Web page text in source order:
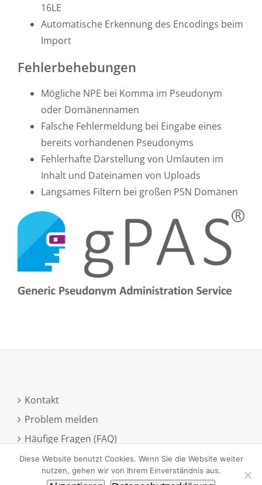
16LE
Automatische Erkennung des Encodings beim
Import
Fehlerbehebungen
Mögliche NPE bei Komma im Pseudonym
oder Domänennamen
Falsche Fehlermeldung bei Eingabe eines
bereits vorhandenen Pseudonyms
Fehlerhafte Darstellung von Umlauten im
Inhalt und Dateinamen von Uploads
Langsames Filtern bei großen PSN Domänen
Kontakt
Problem melden
Häufige Fragen (FAQ)
Anmeldung zum Newsletter
Diese Website benutzt Cookies. Wenn Sie die Website weiter
nutzen, gehen wir von Ihrem Einverständnis aus.